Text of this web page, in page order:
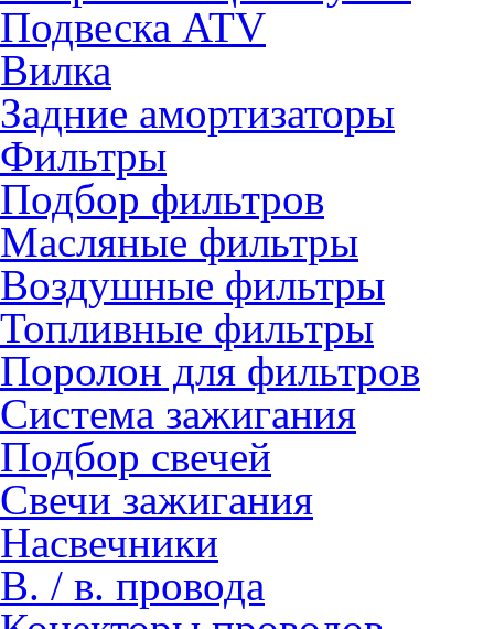
Подвеска ATV
Вилка
Задние амортизаторы
Фильтры
Подбор фильтров
Масляные фильтры
Воздушные фильтры
Топливные фильтры
Поролон для фильтров
Система зажигания
Подбор свечей
Свечи зажигания
Насвечники
В. / в. провода